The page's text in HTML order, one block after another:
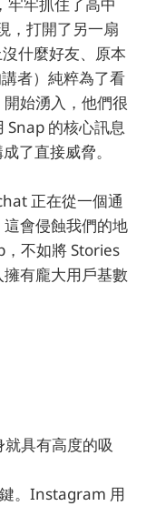
，打開了另一扇
什麼好友、原本
者）純粹為了看
始湧入，他們很
Snap 的核心訊息
了直接威脅。
正在從一個通
會侵蝕我們的地
不如將 Stories
有龐大用戶基數
具有高度的吸
。Instagram 用